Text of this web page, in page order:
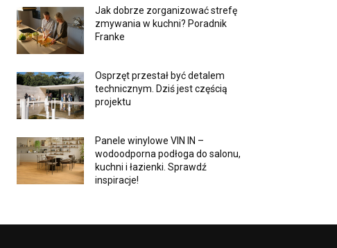
Jak dobrze zorganizować strefę
zmywania w kuchni? Poradnik
Franke
Osprzęt przestał być detalem
technicznym. Dziś jest częścią
projektu
Panele winylowe VIN IN –
wodoodporna podłoga do salonu,
kuchni i łazienki. Sprawdź
inspiracje!